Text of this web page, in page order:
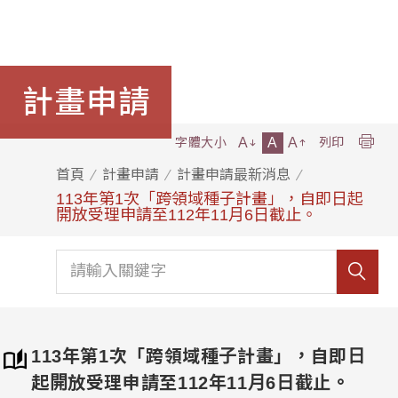
計畫申請
首頁 計畫申請 計畫申請最新消息
113年第1次「跨領域種子計畫」，自即日起
開放受理申請至112年11月6日截止。
字體大小 A A A 列印
113年第1次「跨領域種子計畫」，自即日
起開放受理申請至112年11月6日截止。